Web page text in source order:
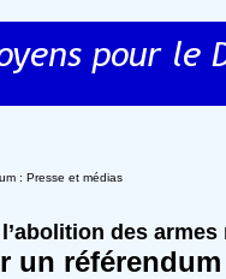
: Presse et médias
des armes
un